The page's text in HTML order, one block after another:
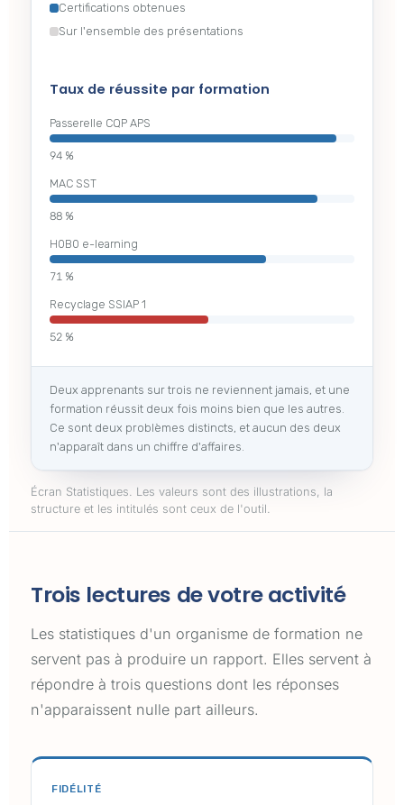
Certifications obtenues
Sur l'ensemble des présentations
Taux de réussite par formation
Passerelle CQP APS
94 %
MAC SST
88 %
H0B0 e-learning
71 %
Recyclage SSIAP 1
52 %
Deux apprenants sur trois ne reviennent jamais, et une
formation réussit deux fois moins bien que les autres.
Ce sont deux problèmes distincts, et aucun des deux
n'apparaît dans un chiffre d'affaires.
Écran Statistiques. Les valeurs sont des illustrations, la
structure et les intitulés sont ceux de l'outil.
Trois lectures de votre activité
Les statistiques d'un organisme de formation ne
servent pas à produire un rapport. Elles servent à
répondre à trois questions dont les réponses
n'apparaissent nulle part ailleurs.
FIDÉLITÉ